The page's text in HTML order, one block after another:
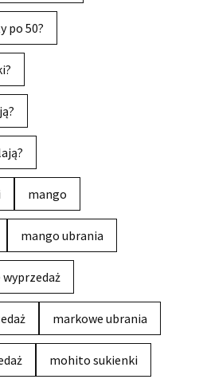
po 50?
mango
mango ubrania
markowe ubrania
mohito sukienki